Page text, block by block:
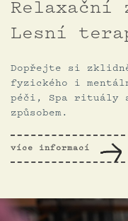
Relaxační
Lesní
Dopřejte si
fyzického i
péči, Spa rituály
způsobem.
více informací